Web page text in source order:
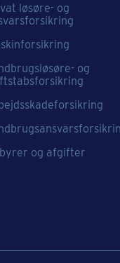
løsøre- og
og
og afgifter